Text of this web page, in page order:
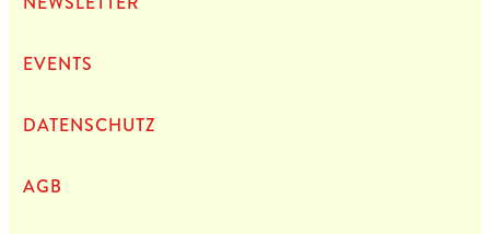
EVENTS
DATEN­SCHUTZ
AGB